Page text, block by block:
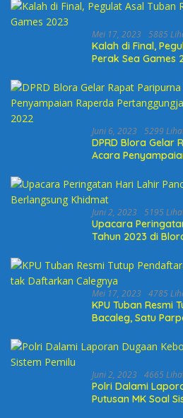
Mei 17, 2023 5885
Kalah di Final,
Perak Sea Games
Juni 6, 2023 5299
DPRD Blora Gelar
Acara
2022
Juni 2, 2023 5195
Upacara
Tahun 2023 di
Mei 17, 2023 4785
KPU Tuban Resmi
Bacaleg, Satu
Juni 2, 2023 4665
Polri Dalami
Putusan MK Soal